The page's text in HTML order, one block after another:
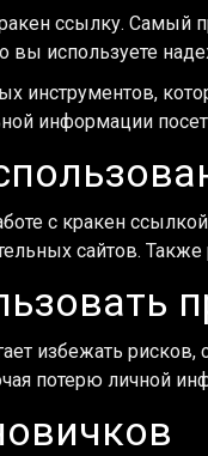
ссылку. Самый
вы используете
инструментов,
информации
с кракен
сайтов.
избежать
потерю личной